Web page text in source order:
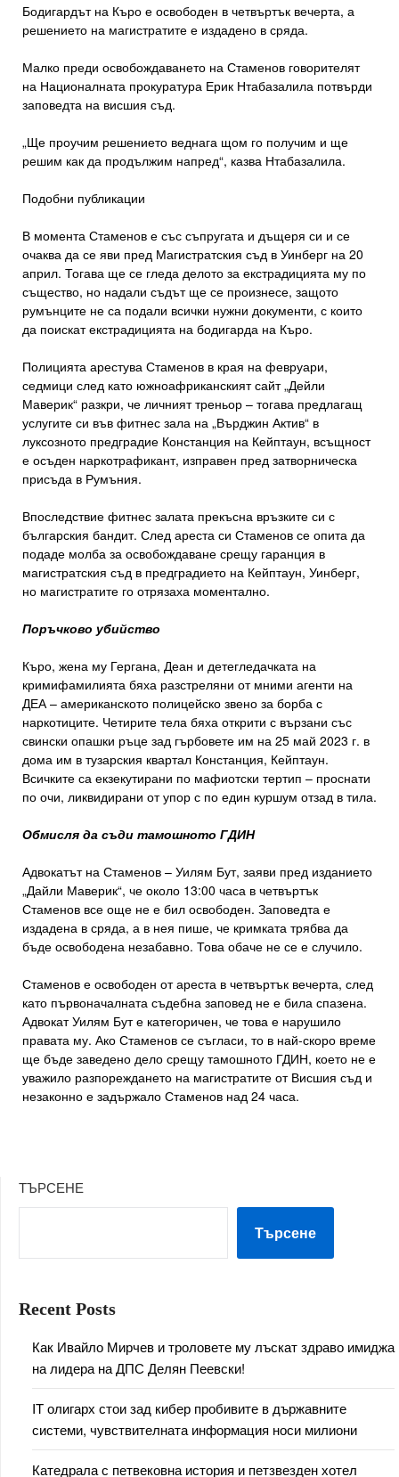
Бодигардът на Къро е освободен в четвъртък вечерта, а
решението на магистратите е издадено в сряда.
Малко преди освобождаването на Стаменов говорителят
на Националната прокуратура Ерик Нтабазалила потвърди
заповедта на висшия съд.
„Ще проучим решението веднага щом го получим и ще
решим как да продължим напред“, казва Нтабазалила.
Подобни публикации
В момента Стаменов е със съпругата и дъщеря си и се
очаква да се яви пред Магистратския съд в Уинберг на 20
април. Тогава ще се гледа делото за екстрадицията му по
същество, но надали съдът ще се произнесе, защото
румънците не са подали всички нужни документи, с които
да поискат екстрадицията на бодигарда на Къро.
Полицията арестува Стаменов в края на февруари,
седмици след като южноафриканският сайт „Дейли
Маверик“ разкри, че личният треньор – тогава предлагащ
услугите си във фитнес зала на „Върджин Актив“ в
луксозното предградие Констанция на Кейптаун, всъщност
е осъден наркотрафикант, изправен пред затворническа
присъда в Румъния.
Впоследствие фитнес залата прекъсна връзките си с
българския бандит. След ареста си Стаменов се опита да
подаде молба за освобождаване срещу гаранция в
магистратския съд в предградието на Кейптаун, Уинберг,
но магистратите го отрязаха моментално.
Поръчково убийство
Къро, жена му Гергана, Деан и детегледачката на
кримифамилията бяха разстреляни от мними агенти на
ДЕА – американското полицейско звено за борба с
наркотиците. Четирите тела бяха открити с вързани със
свински опашки ръце зад гърбовете им на 25 май 2023 г. в
дома им в тузарския квартал Констанция, Кейптаун.
Всичките са екзекутирани по мафиотски тертип – проснати
по очи, ликвидирани от упор с по един куршум отзад в тила.
Обмисля да съди тамошното ГДИН
Адвокатът на Стаменов – Уилям Бут, заяви пред изданието
„Дайли Маверик“, че около 13:00 часа в четвъртък
Стаменов все още не е бил освободен. Заповедта е
издадена в сряда, а в нея пише, че кримката трябва да
бъде освободена незабавно. Това обаче не се е случило.
Стаменов е освободен от ареста в четвъртък вечерта, след
като първоначалната съдебна заповед не е била спазена.
Адвокат Уилям Бут е категоричен, че това е нарушило
правата му. Ако Стаменов се съгласи, то в най-скоро време
ще бъде заведено дело срещу тамошното ГДИН, което не е
уважило разпореждането на магистратите от Висшия съд и
незаконно е задържало Стаменов над 24 часа.
ТЪРСЕНЕ
Търсене
Recent Posts
Как Ивайло Мирчев и троловете му лъскат здраво имиджа
на лидера на ДПС Делян Пеевски!
IT олигарх стои зад кибер пробивите в държавните
системи, чувствителната информация носи милиони
Катедрала с петвековна история и петзвезден хотел